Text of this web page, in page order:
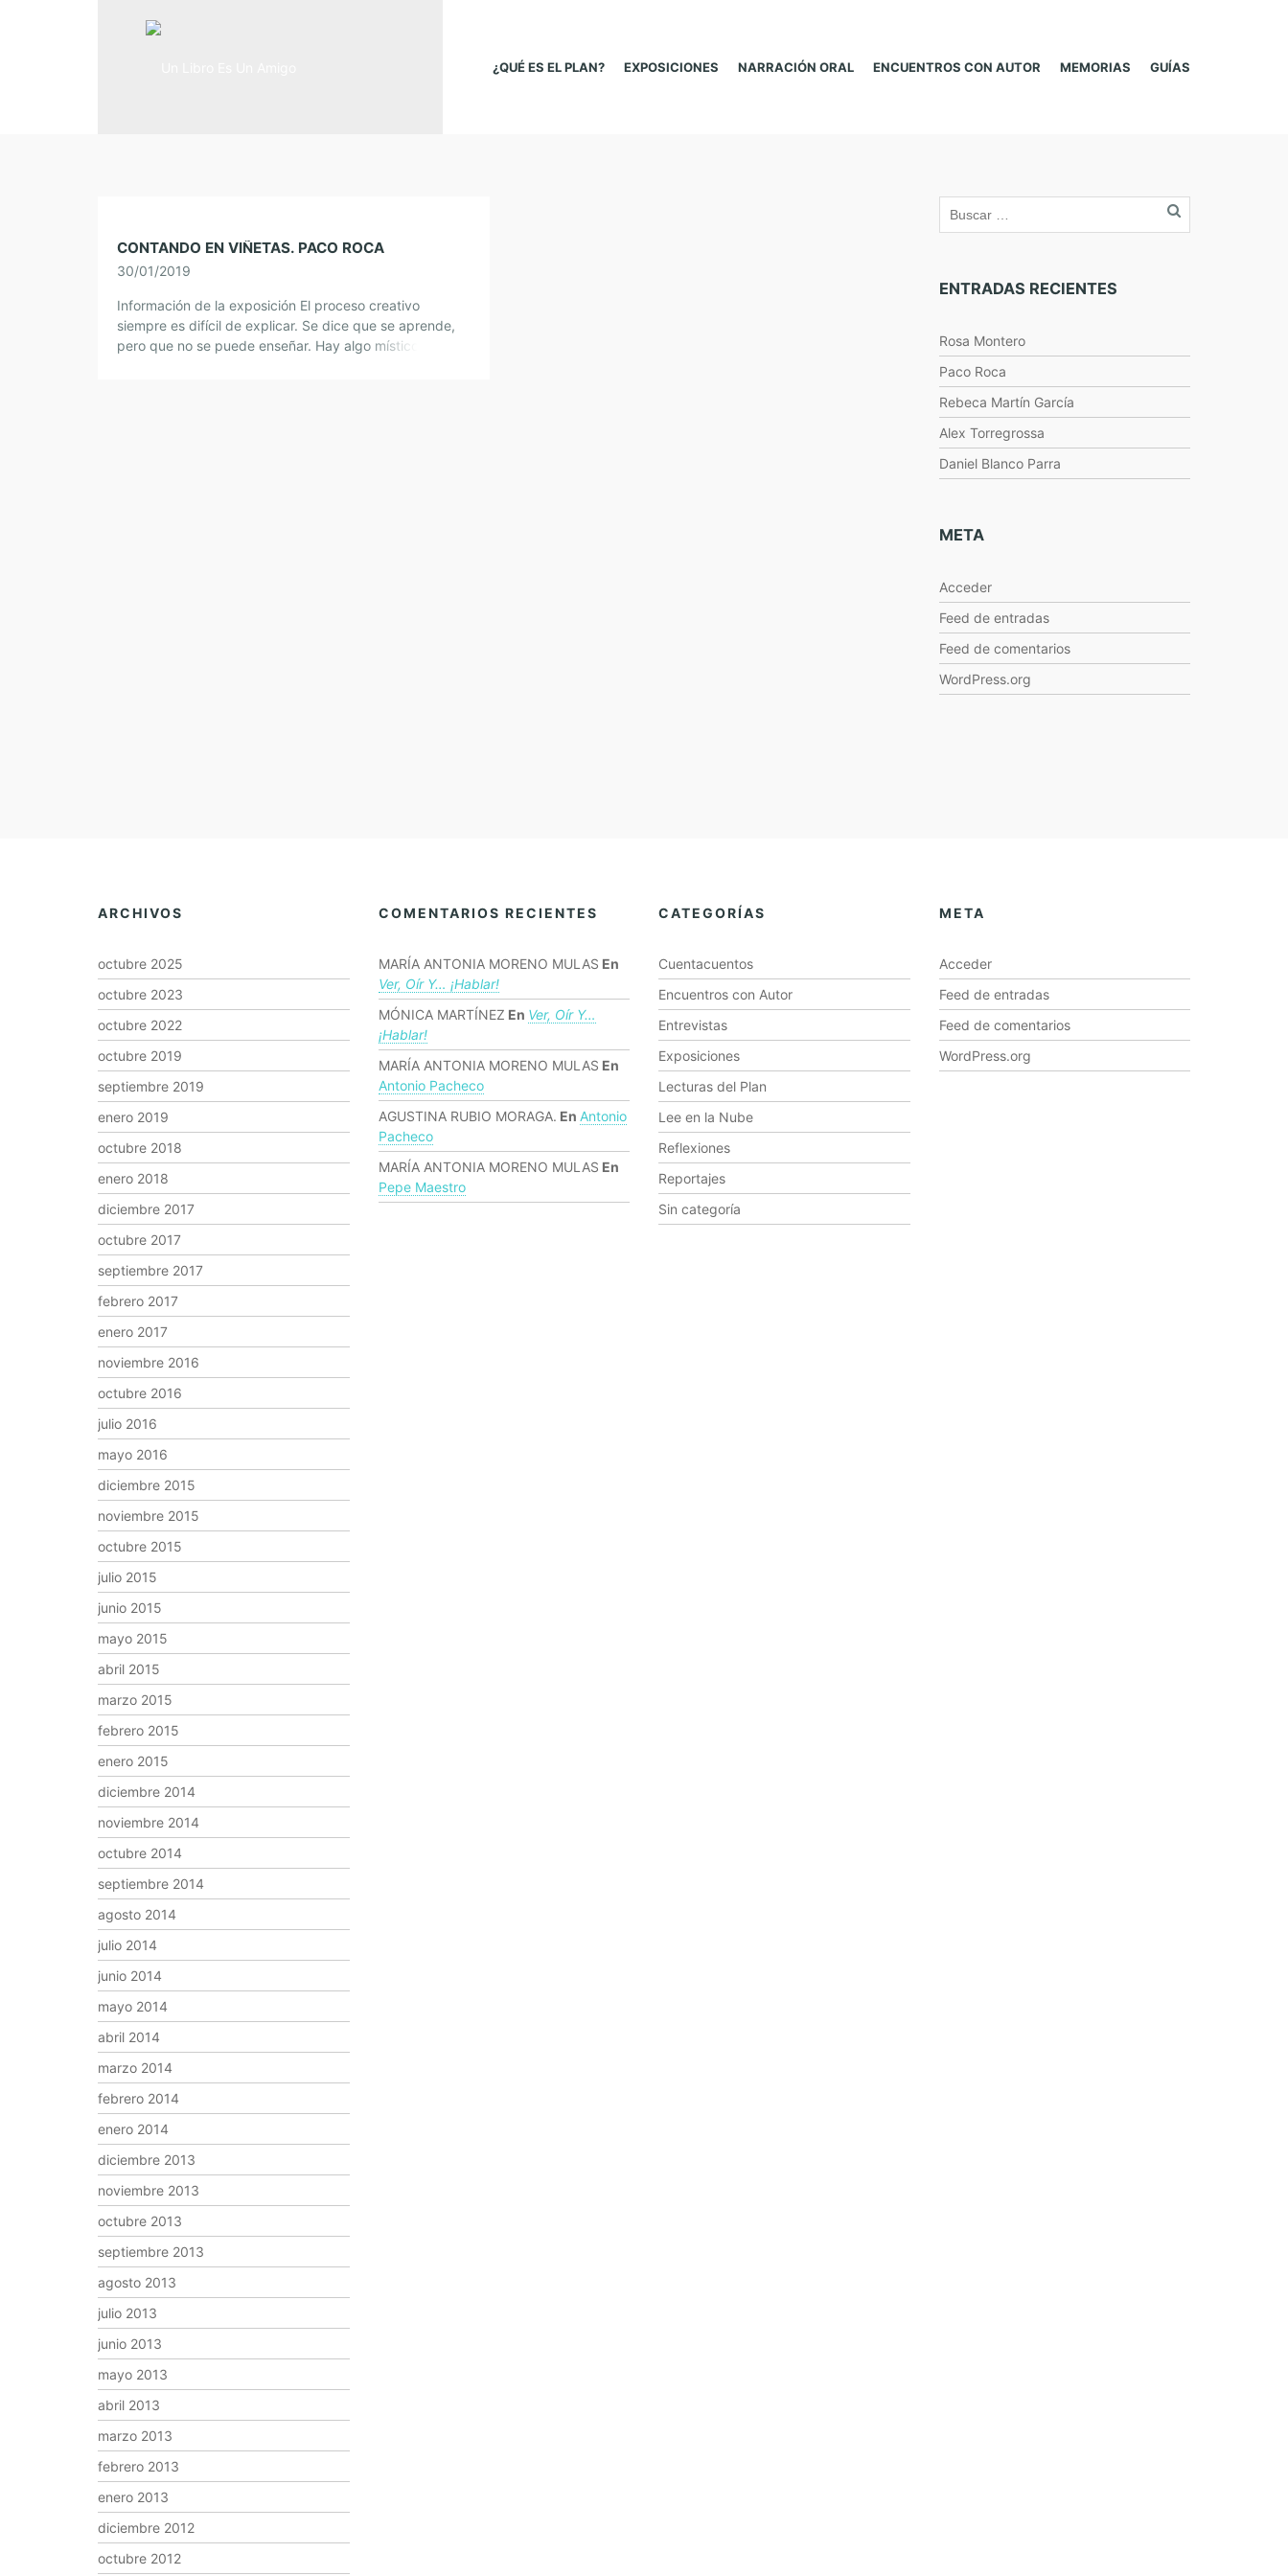
¿QUÉ ES EL PLAN? EXPOSICIONES NARRACIÓN ORAL ENCUENTROS CON AUTOR MEMORIAS GUÍAS
CONTANDO EN VIÑETAS. PACO ROCA
30/01/2019
Información de la exposición El proceso creativo
siempre es difícil de explicar. Se dice que se aprende,
pero que no se puede enseñar. Hay algo místico y
ENTRADAS RECIENTES
Rosa Montero
Paco Roca
Rebeca Martín García
Alex Torregrossa
Daniel Blanco Parra
META
Acceder
Feed de entradas
Feed de comentarios
WordPress.org
ARCHIVOS
octubre 2025
octubre 2023
octubre 2022
octubre 2019
septiembre 2019
enero 2019
octubre 2018
enero 2018
diciembre 2017
octubre 2017
septiembre 2017
febrero 2017
enero 2017
noviembre 2016
octubre 2016
julio 2016
mayo 2016
diciembre 2015
noviembre 2015
octubre 2015
julio 2015
junio 2015
mayo 2015
abril 2015
marzo 2015
febrero 2015
enero 2015
diciembre 2014
noviembre 2014
octubre 2014
septiembre 2014
agosto 2014
julio 2014
junio 2014
mayo 2014
abril 2014
marzo 2014
febrero 2014
enero 2014
diciembre 2013
noviembre 2013
octubre 2013
septiembre 2013
agosto 2013
julio 2013
junio 2013
mayo 2013
abril 2013
marzo 2013
febrero 2013
enero 2013
diciembre 2012
octubre 2012
COMENTARIOS RECIENTES
MARÍA ANTONIA MORENO MULAS En
Ver, Oír Y… ¡hablar!
MÓNICA MARTÍNEZ En Ver, Oír Y…
¡hablar!
MARÍA ANTONIA MORENO MULAS En
Antonio Pacheco
AGUSTINA RUBIO MORAGA. En Antonio
Pacheco
MARÍA ANTONIA MORENO MULAS En
Pepe Maestro
CATEGORÍAS
Cuentacuentos
Encuentros con Autor
Entrevistas
Exposiciones
Lecturas del Plan
Lee en la Nube
Reflexiones
Reportajes
Sin categoría
META
Acceder
Feed de entradas
Feed de comentarios
WordPress.org